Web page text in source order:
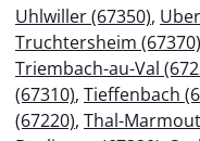
Uhlwiller (67350),
Truchtersheim (67370)
Triembach-au-Val
(67310), Tieffenbach
(67220), Thal-